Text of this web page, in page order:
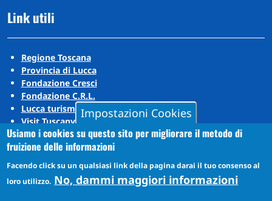
Link utili
Regione Toscana
Provincia di Lucca
Fondazione Cresci
Fondazione C.R.L.
Lucca turismo
Visit Tuscany
Puccini Lands
Social media
Impostazioni Cookies
Usiamo i cookies su questo sito per migliorare il metodo di
fruizione delle informazioni
Facendo click su un qualsiasi link della pagina darai il tuo consenso al
loro utilizzo. No, dammi maggiori informazioni